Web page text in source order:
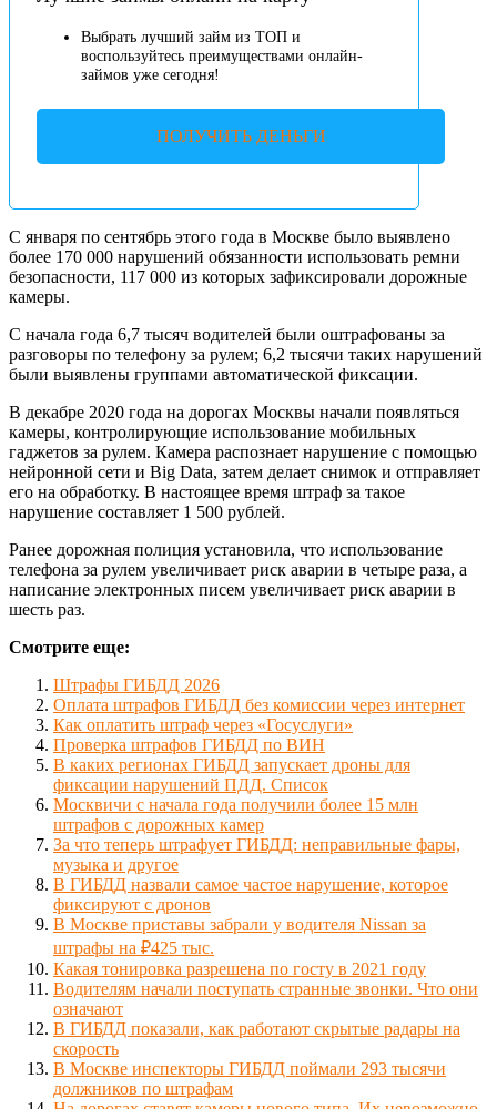
Выбрать лучший займ из ТОП и
воспользуйтесь преимуществами онлайн-
займов уже сегодня!
ПОЛУЧИТЬ ДЕНЬГИ
С января по сентябрь этого года в Москве было выявлено
более 170 000 нарушений обязанности использовать ремни
безопасности, 117 000 из которых зафиксировали дорожные
камеры.
С начала года 6,7 тысяч водителей были оштрафованы за
разговоры по телефону за рулем; 6,2 тысячи таких нарушений
были выявлены группами автоматической фиксации.
В декабре 2020 года на дорогах Москвы начали появляться
камеры, контролирующие использование мобильных
гаджетов за рулем. Камера распознает нарушение с помощью
нейронной сети и Big Data, затем делает снимок и отправляет
его на обработку. В настоящее время штраф за такое
нарушение составляет 1 500 рублей.
Ранее дорожная полиция установила, что использование
телефона за рулем увеличивает риск аварии в четыре раза, а
написание электронных писем увеличивает риск аварии в
шесть раз.
Смотрите еще:
Штрафы ГИБДД 2026
Оплата штрафов ГИБДД без комиссии через интернет
Как оплатить штраф через «Госуслуги»
Проверка штрафов ГИБДД по ВИН
В каких регионах ГИБДД запускает дроны для
фиксации нарушений ПДД. Список
Москвичи с начала года получили более 15 млн
штрафов с дорожных камер
За что теперь штрафует ГИБДД: неправильные фары,
музыка и другое
В ГИБДД назвали самое частое нарушение, которое
фиксируют с дронов
В Москве приставы забрали у водителя Nissan за
штрафы на ₽425 тыс.
Какая тонировка разрешена по госту в 2021 году
Водителям начали поступать странные звонки. Что они
означают
В ГИБДД показали, как работают скрытые радары на
скорость
В Москве инспекторы ГИБДД поймали 293 тысячи
должников по штрафам